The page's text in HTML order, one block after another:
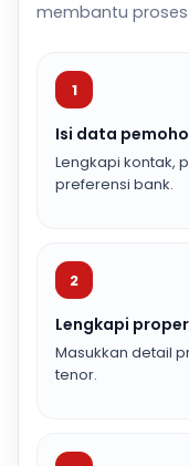
membantu proses
1
Isi data
Lengkapi kontak,
preferensi bank.
2
Lengkapi
Masukkan detail
tenor.